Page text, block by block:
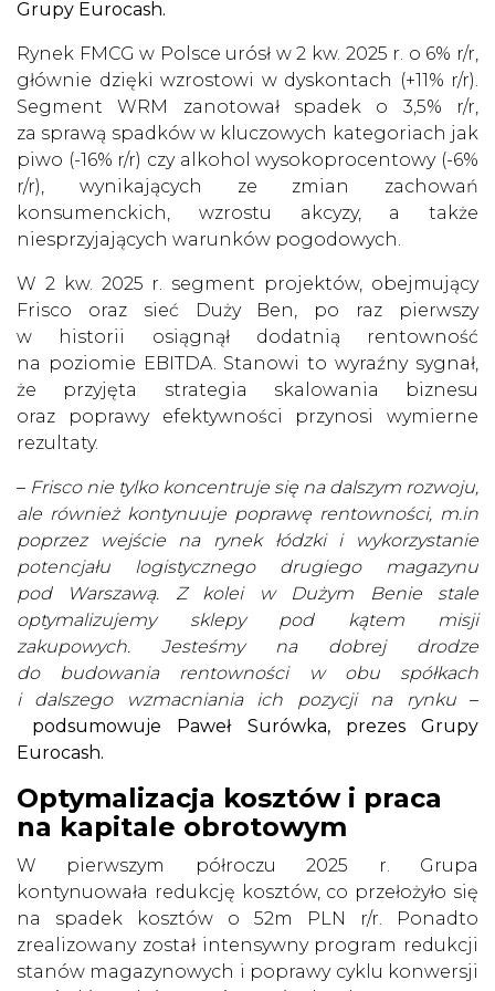
Grupy Eurocash.
Rynek FMCG w Polsce urósł w 2 kw. 2025 r. o 6% r/r,
głównie dzięki wzrostowi w dyskontach (+11% r/r).
Segment WRM zanotował spadek o 3,5% r/r,
za sprawą spadków w kluczowych kategoriach jak
piwo (-16% r/r) czy alkohol wysokoprocentowy (-6%
r/r), wynikających ze zmian zachowań
konsumenckich, wzrostu akcyzy, a także
niesprzyjających warunków pogodowych.
W 2 kw. 2025 r. segment projektów, obejmujący
Frisco oraz sieć Duży Ben, po raz pierwszy
w historii osiągnął dodatnią rentowność
na poziomie EBITDA. Stanowi to wyraźny sygnał,
że przyjęta strategia skalowania biznesu
oraz poprawy efektywności przynosi wymierne
rezultaty.
– Frisco nie tylko koncentruje się na dalszym rozwoju,
ale również kontynuuje poprawę rentowności, m.in
poprzez wejście na rynek łódzki i wykorzystanie
potencjału logistycznego drugiego magazynu
pod Warszawą. Z kolei w Dużym Benie stale
optymalizujemy sklepy pod kątem misji
zakupowych. Jesteśmy na dobrej drodze
do budowania rentowności w obu spółkach
i dalszego wzmacniania ich pozycji na rynku–
podsumowuje Paweł Surówka, prezes Grupy
Eurocash.
Optymalizacja kosztów i praca
na kapitale obrotowym
W pierwszym półroczu 2025 r. Grupa
kontynuowała redukcję kosztów, co przełożyło się
na spadek kosztów o 52m PLN r/r. Ponadto
zrealizowany został intensywny program redukcji
stanów magazynowych i poprawy cyklu konwersji